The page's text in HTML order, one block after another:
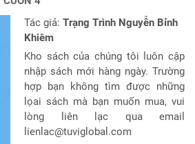
Tác giả: Trạng Trình Nguyễn Bỉnh
Khiêm
Kho sách của chúng tôi luôn cập
nhập sách mới hàng ngày. Trường
hợp bạn không tìm được những
lọai sách mà bạn muốn mua, vui
lòng liên lạc qua email
lienlac@tuviglobal.com